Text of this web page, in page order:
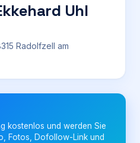
Uhl
Radolfzell am
kostenlos und werden Sie
Fotos, Dofollow-Link und